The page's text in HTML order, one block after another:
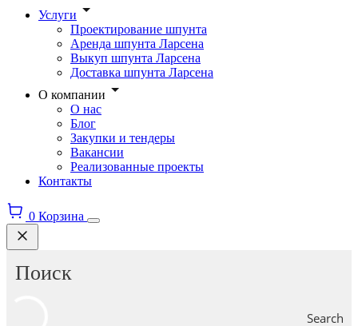
Услуги
Проектирование шпунта
Аренда шпунта Ларсена
Выкуп шпунта Ларсена
Доставка шпунта Ларсена
О компании
О нас
Блог
Закупки и тендеры
Вакансии
Реализованные проекты
Контакты
0 Корзина
Search